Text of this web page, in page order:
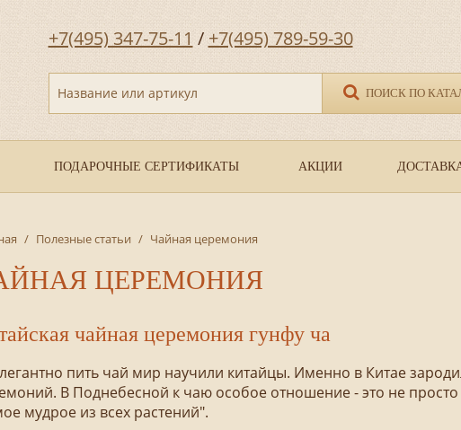
+7(495) 347-75-11 / +7(495) 789-59-30
Название или артикул ПОИСК ПО
ПОДАРОЧНЫЕ СЕРТИФИКАТЫ АКЦИИ
/ Полезные статьи / Чайная церемония
ЦЕРЕМОНИЯ
чайная церемония гунфу ча
пить чай мир научили китайцы. Именно в Китае
В Поднебесной к чаю особое отношение - это не
мудрое из всех растений".